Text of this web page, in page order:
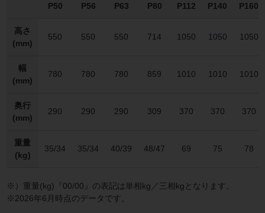
P50 P56 P63 P80 P112 P140 P160
高さ
(mm)
550 550 550 714 1050 1050 1050
幅
(mm)
780 780 780 859 1010 1010 1010
奥行
(mm)
290 290 290 309 370 370 370
重量
(kg)
35/34 35/34 40/39 48/47 69 75 78
※）重量(kg)『00/00』の表記は単相kg／三相kgとなります。
※2026年6月時点のデータです。